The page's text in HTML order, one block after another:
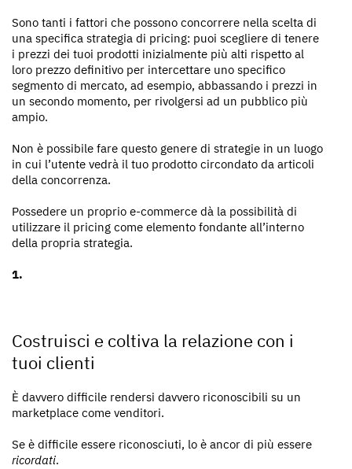
Sono tanti i fattori che possono concorrere nella scelta di
una specifica strategia di pricing: puoi scegliere di tenere
i prezzi dei tuoi prodotti inizialmente più alti rispetto al
loro prezzo definitivo per intercettare uno specifico
segmento di mercato, ad esempio, abbassando i prezzi in
un secondo momento, per rivolgersi ad un pubblico più
ampio.
Non è possibile fare questo genere di strategie in un luogo
in cui l’utente vedrà il tuo prodotto circondato da articoli
della concorrenza.
Possedere un proprio e-commerce dà la possibilità di
utilizzare il pricing come elemento fondante all’interno
della propria strategia.
Costruisci e coltiva la relazione con i
tuoi clienti
È davvero difficile rendersi davvero riconoscibili su un
marketplace come venditori.
Se è difficile essere riconosciuti, lo è ancor di più essere
ricordati.